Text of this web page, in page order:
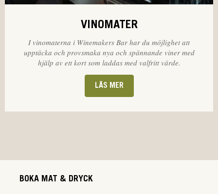
VINOMATER
I vinomaterna i Winemakers Bar har du möjlighet att
upptäcka och provsmaka nya och spännande viner med
hjälp av ett kort som laddas med valfritt värde.
LÄS MER
BOKA MAT & DRYCK